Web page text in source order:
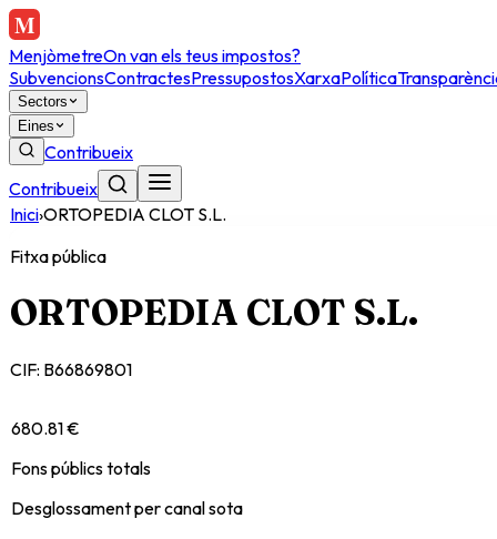
MenjòmetreOn van els teus impostos?
SubvencionsContractesPressupostosXarxaPolítica
Sectors
Eines
Contribueix
Contribueix
Inici›ORTOPEDIA CLOT S.L.
Fitxa pública
ORTOPEDIA CLOT S.L.
CIF: B66869801
680.81 €
Fons públics totals
Desglossament per canal sota